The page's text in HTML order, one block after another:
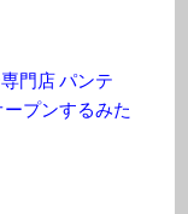
門店 パンテ
プンするみた